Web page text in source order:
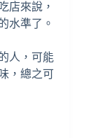
店來說，
水準了。
人，可能
，總之可